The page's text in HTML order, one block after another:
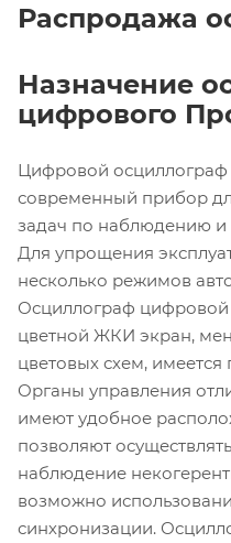
Распродажа
Назначение
цифрового
Цифровой
современный прибор
задач по наблюдению и
Для упрощения
несколько режимов
Осциллограф
цветной ЖКИ экран,
цветовых схем,
Органы управления
имеют удобное
позволяют
наблюдение
возможно
синхронизации.